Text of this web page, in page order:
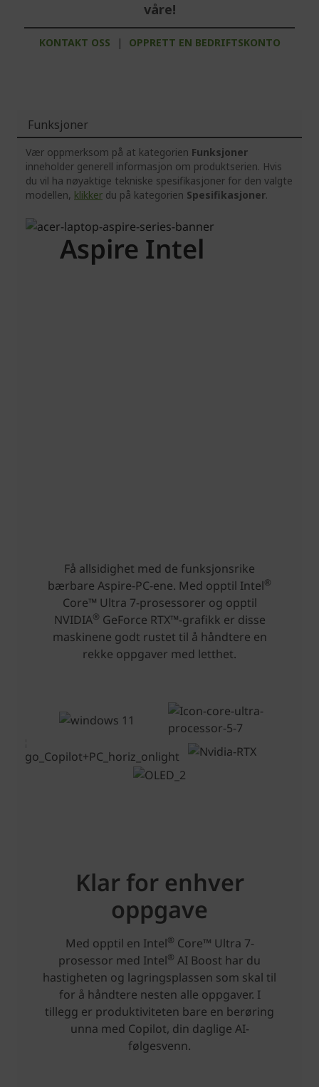
våre!
KONTAKT OSS | OPPRETT EN BEDRIFTSKONTO
Funksjoner
Vær oppmerksom på at kategorien Funksjoner
inneholder generell informasjon om produktserien. Hvis
du vil ha nøyaktige tekniske spesifikasjoner for den valgte
modellen, klikker du på kategorien Spesifikasjoner.